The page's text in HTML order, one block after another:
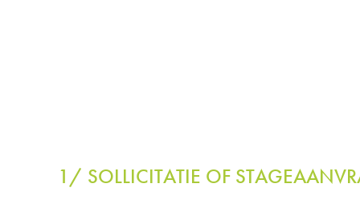
1/ SOLLICITATIE OF